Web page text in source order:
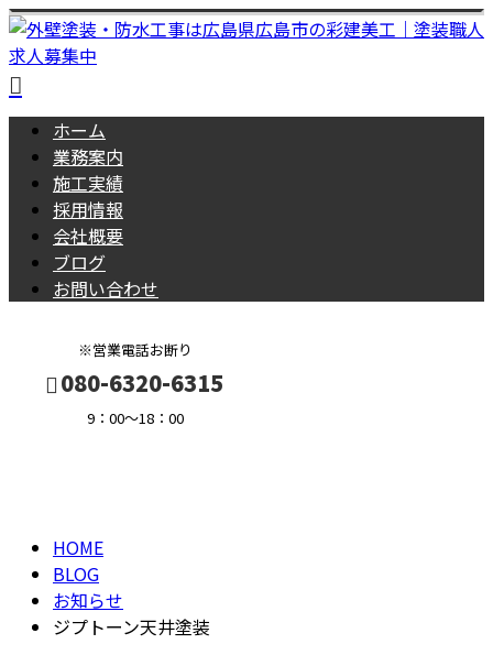
ホーム
業務案内
施工実績
採用情報
会社概要
ブログ
お問い合わせ
※営業電話お断り
080-6320-6315
9：00～18：00
HOME
BLOG
お知らせ
ジプトーン天井塗装